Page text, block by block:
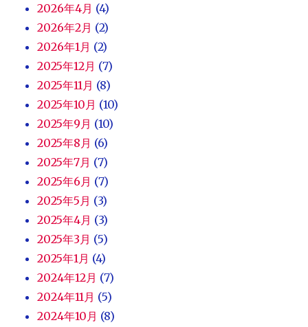
2026年4月 (4)
2026年2月 (2)
2026年1月 (2)
2025年12月 (7)
2025年11月 (8)
2025年10月 (10)
2025年9月 (10)
2025年8月 (6)
2025年7月 (7)
2025年6月 (7)
2025年5月 (3)
2025年4月 (3)
2025年3月 (5)
2025年1月 (4)
2024年12月 (7)
2024年11月 (5)
2024年10月 (8)